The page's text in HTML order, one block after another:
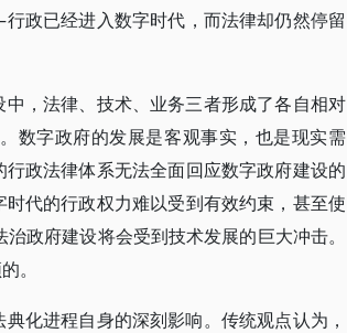
政已经进入数字时代，而法律却仍然停留
，法律、技术、业务三者形成了各自相对
数字政府的发展是客观事实，也是现实需
政法律体系无法全面回应数字政府建设的
代的行政权力难以受到有效约束，甚至使
政府建设将会受到技术发展的巨大冲击。
。
化进程自身的深刻影响。传统观点认为，